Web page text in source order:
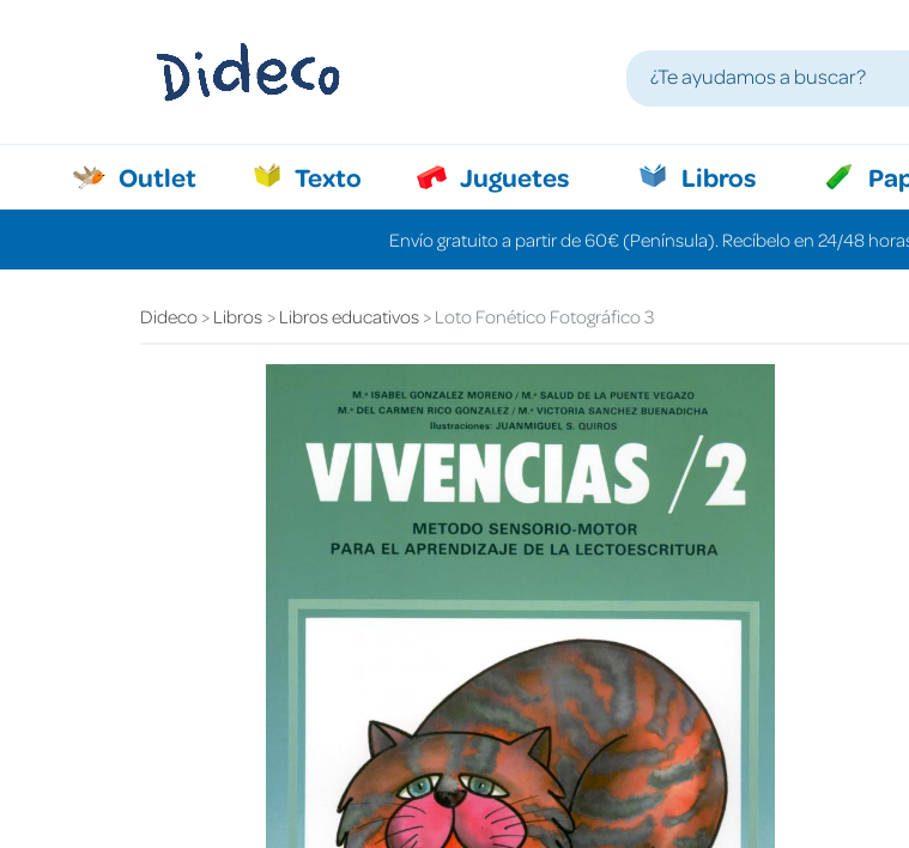
Outlet Texto Juguetes Libros
Envío gratuito a partir de 60€ (Península). Recíbelo en 24/48
Dideco Libros Libros educativos Loto Fonético Fotográfico 3